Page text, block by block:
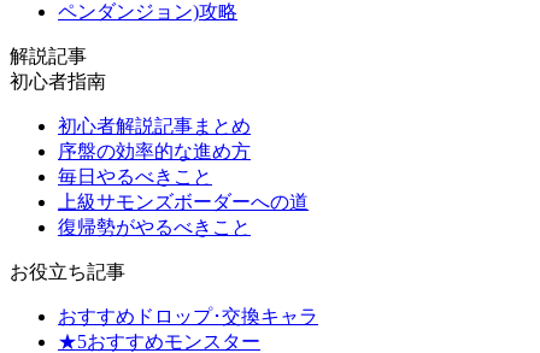
ペンダンジョン)攻略
解説記事
初心者指南
初心者解説記事まとめ
序盤の効率的な進め方
毎日やるべきこと
上級サモンズボーダーへの道
復帰勢がやるべきこと
お役立ち記事
おすすめドロップ･交換キャラ
★5おすすめモンスター